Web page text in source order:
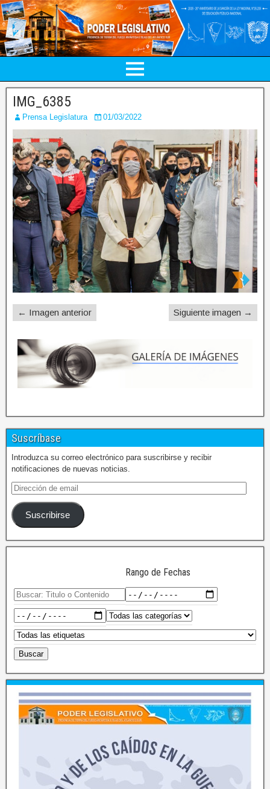
IMG_6385
Prensa Legislatura 01/03/2022
← Imagen anterior Siguiente imagen →
Suscríbase
Introduzca su correo electrónico para suscribirse y recibir
notificaciones de nuevas noticias.
Suscribirse
Rango de Fechas